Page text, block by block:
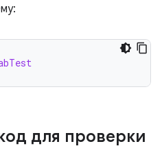
для проверки